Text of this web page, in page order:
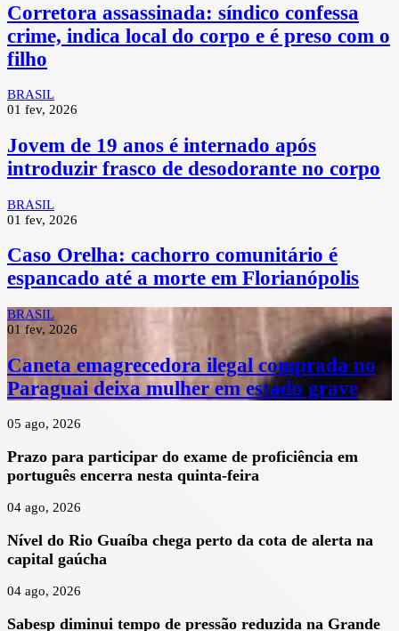
Corretora assassinada: síndico confessa
crime, indica local do corpo e é preso com o
filho
BRASIL
01 fev, 2026
Jovem de 19 anos é internado após
introduzir frasco de desodorante no corpo
BRASIL
01 fev, 2026
Caso Orelha: cachorro comunitário é
espancado até a morte em Florianópolis
BRASIL
01 fev, 2026
Caneta emagrecedora ilegal comprada no
Paraguai deixa mulher em estado grave
05 ago, 2026
Prazo para participar do exame de proficiência em
português encerra nesta quinta-feira
04 ago, 2026
Nível do Rio Guaíba chega perto da cota de alerta na
capital gaúcha
04 ago, 2026
Sabesp diminui tempo de pressão reduzida na Grande